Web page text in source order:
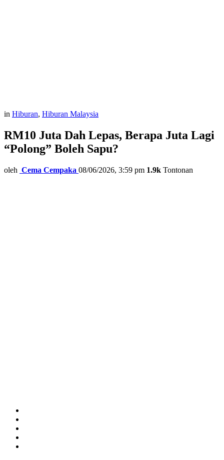
in Hiburan, Hiburan Malaysia
RM10 Juta Dah Lepas, Berapa Juta Lagi
“Polong” Boleh Sapu?
oleh Cema Cempaka 08/06/2026, 3:59 pm 1.9k Tontonan